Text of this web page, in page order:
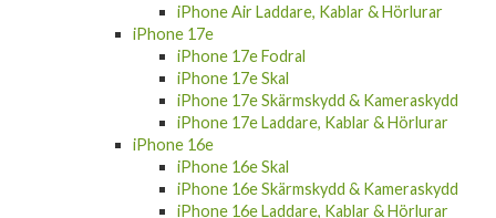
iPhone Air Laddare, Kablar & Hörlurar
iPhone 17e
iPhone 17e Fodral
iPhone 17e Skal
iPhone 17e Skärmskydd & Kameraskydd
iPhone 17e Laddare, Kablar & Hörlurar
iPhone 16e
iPhone 16e Skal
iPhone 16e Skärmskydd & Kameraskydd
iPhone 16e Laddare, Kablar & Hörlurar